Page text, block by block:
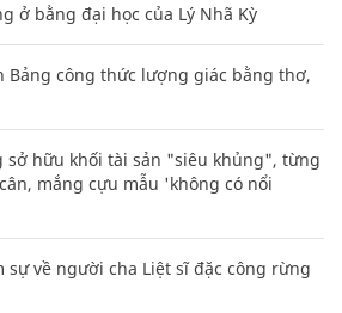
ở bằng đại học của Lý Nhã Kỳ
Bảng công thức lượng giác bằng thơ,
sở hữu khối tài sản "siêu khủng", từng
mắng cựu mẫu 'không có nổi
sự về người cha Liệt sĩ đặc công rừng